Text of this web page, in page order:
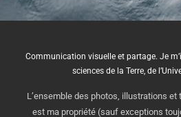
Communication visuelle et partage. Je
sciences de la Terre, de
L’ensemble des photos, illustrations
est ma propriété (sauf exceptions